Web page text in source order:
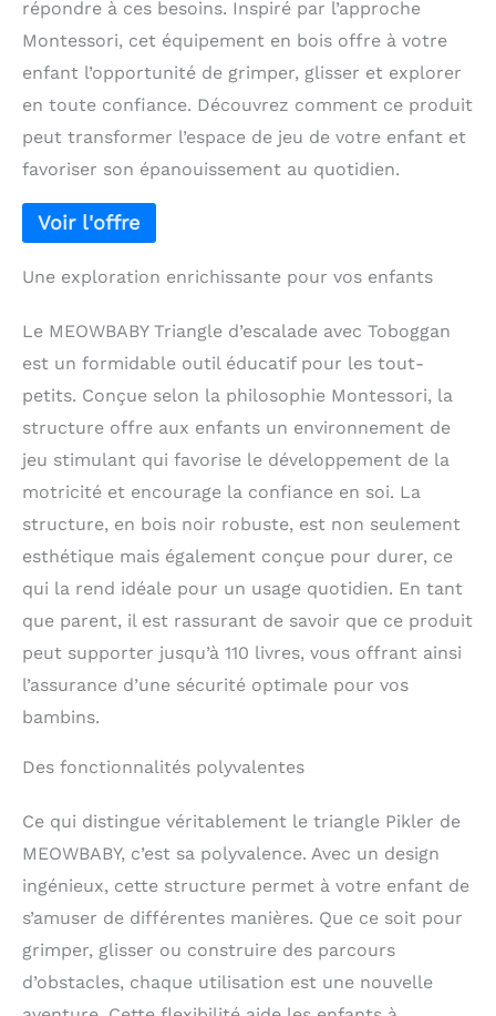
répondre à ces besoins. Inspiré par l’approche
Montessori, cet équipement en bois offre à votre
enfant l’opportunité de grimper, glisser et explorer
en toute confiance. Découvrez comment ce produit
peut transformer l’espace de jeu de votre enfant et
favoriser son épanouissement au quotidien.
Une exploration enrichissante pour vos enfants
Le MEOWBABY Triangle d’escalade avec Toboggan
est un formidable outil éducatif pour les tout-
petits. Conçue selon la philosophie Montessori, la
structure offre aux enfants un environnement de
jeu stimulant qui favorise le développement de la
motricité et encourage la confiance en soi. La
structure, en bois noir robuste, est non seulement
esthétique mais également conçue pour durer, ce
qui la rend idéale pour un usage quotidien. En tant
que parent, il est rassurant de savoir que ce produit
peut supporter jusqu’à 110 livres, vous offrant ainsi
l’assurance d’une sécurité optimale pour vos
bambins.
Des fonctionnalités polyvalentes
Ce qui distingue véritablement le triangle Pikler de
MEOWBABY, c’est sa polyvalence. Avec un design
ingénieux, cette structure permet à votre enfant de
s’amuser de différentes manières. Que ce soit pour
grimper, glisser ou construire des parcours
d’obstacles, chaque utilisation est une nouvelle